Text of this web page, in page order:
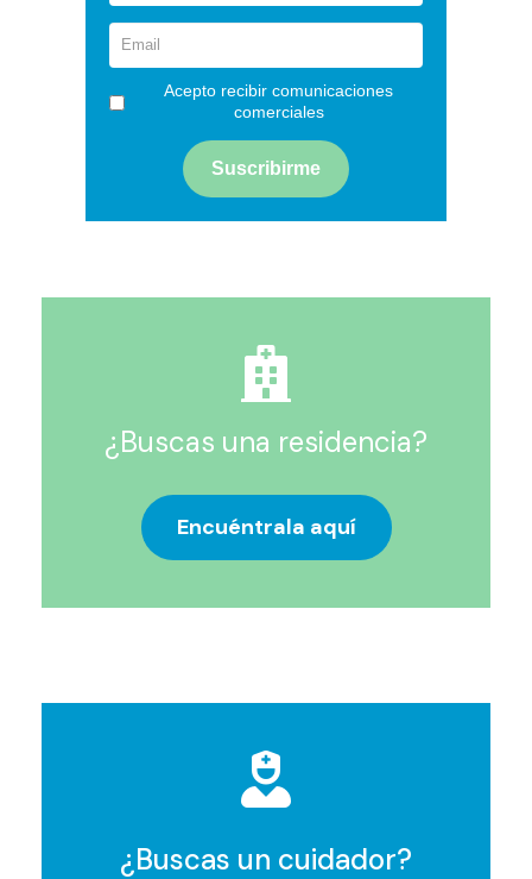
Acepto recibir comunicaciones
comerciales
¿Buscas una residencia?
Encuéntrala aquí
¿Buscas un cuidador?